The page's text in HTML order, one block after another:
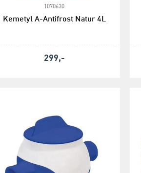
1070630
Kemetyl A-Antifrost Natur 4L
299,-